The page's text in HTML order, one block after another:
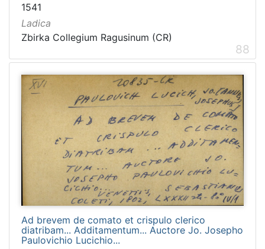
1541
Ladica
Zbirka Collegium Ragusinum (CR)
88
Ad brevem de comato et crispulo clerico
diatribam... Additamentum... Auctore Jo. Josepho
Paulovichio Lucichio...